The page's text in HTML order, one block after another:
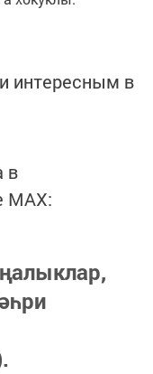
интересным в
в
MАХ: